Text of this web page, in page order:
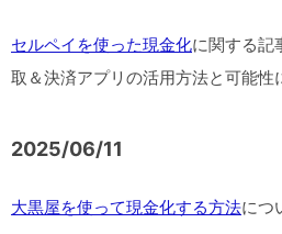
セルペイを使った現金化に関する記
取＆決済アプリの活用方法と可能性
2025/06/11
大黒屋を使って現金化する方法につ